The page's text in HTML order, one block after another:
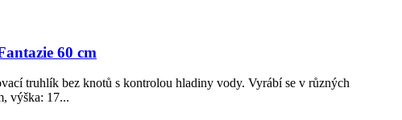
60 cm
truhlík bez knotů s kontrolou hladiny vody. Vyrábí se v různých
výška: 17...